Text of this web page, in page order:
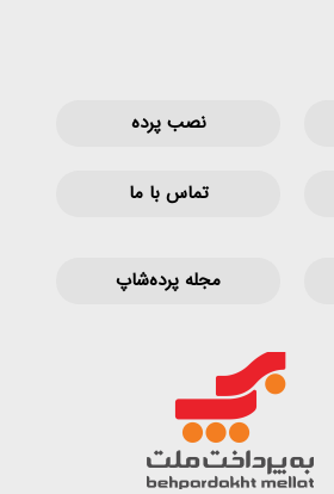
نصب پرده
تماس با ما
مجله پرده‌شاپ